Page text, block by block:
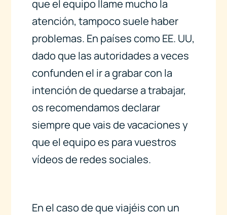
que el equipo llame mucho la
atención, tampoco suele haber
problemas. En países como EE. UU,
dado que las autoridades a veces
confunden el ir a grabar con la
intención de quedarse a trabajar,
os recomendamos declarar
siempre que vais de vacaciones y
que el equipo es para vuestros
vídeos de redes sociales.
En el caso de que viajéis con un